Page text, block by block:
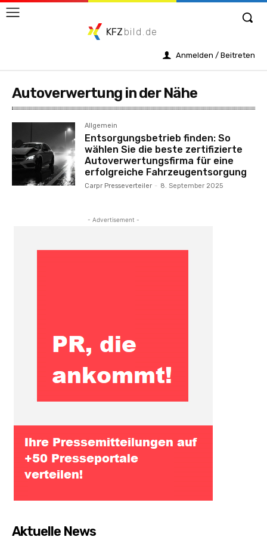
KFZ bild.de
Anmelden / Beitreten
Autoverwertung in der Nähe
Allgemein
Entsorgungsbetrieb finden: So
wählen Sie die beste zertifizierte
Autoverwertungsfirma für eine
erfolgreiche Fahrzeugentsorgung
Carpr Presseverteiler - 8. September 2025
- Advertisement -
Aktuelle News